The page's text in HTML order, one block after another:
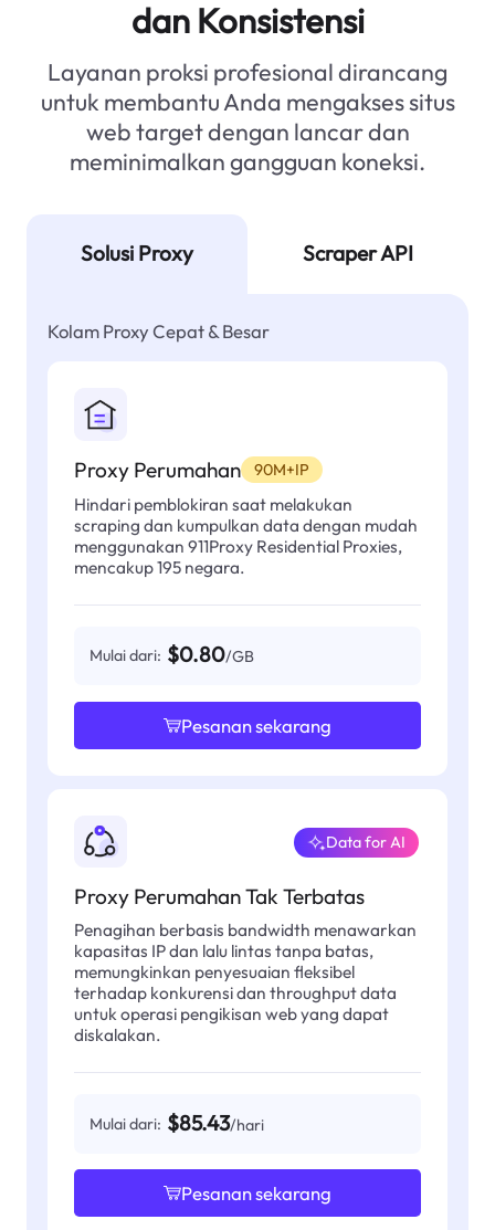
dan Konsistensi
Layanan proksi profesional dirancang
untuk membantu Anda mengakses situs
web target dengan lancar dan
meminimalkan gangguan koneksi.
Solusi Proxy Scraper API
Kolam Proxy Cepat & Besar
Proxy Perumahan 90M+IP
Hindari pemblokiran saat melakukan
scraping dan kumpulkan data dengan mudah
menggunakan 911Proxy Residential Proxies,
mencakup 195 negara.
Mulai dari: $0.80/GB
Pesanan sekarang
Proxy Perumahan Tak Terbatas
Data for AI
Penagihan berbasis bandwidth menawarkan
kapasitas IP dan lalu lintas tanpa batas,
memungkinkan penyesuaian fleksibel
terhadap konkurensi dan throughput data
untuk operasi pengikisan web yang dapat
diskalakan.
Mulai dari: $85.43/hari
Pesanan sekarang